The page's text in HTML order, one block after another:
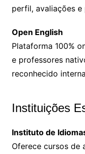
perfil, avaliações e
Open English
Plataforma 100%
e professores
reconhecido
Instituições
Instituto de
Oferece cursos de